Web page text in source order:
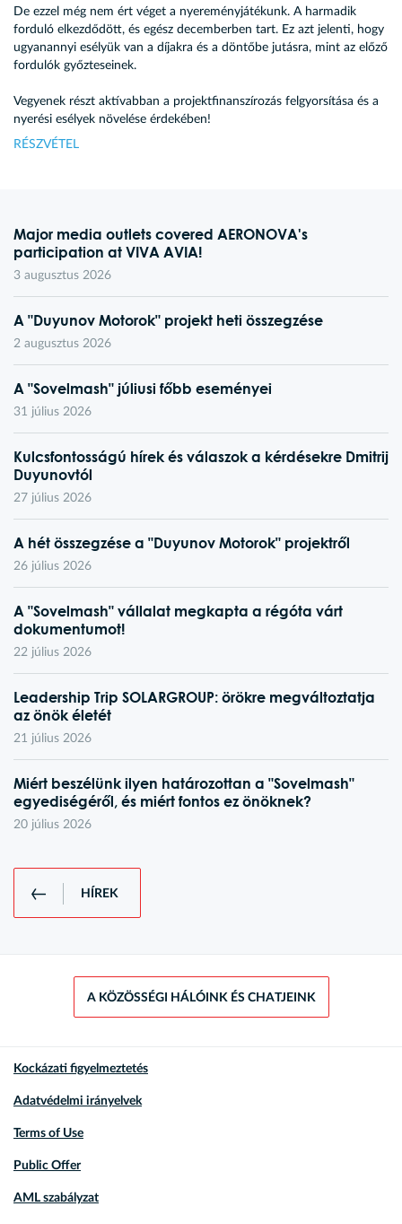
De ezzel még nem ért véget a nyereményjátékunk. A harmadik
forduló elkezdődött, és egész decemberben tart. Ez azt jelenti, hogy
ugyanannyi esélyük van a díjakra és a döntőbe jutásra, mint az előző
fordulók győzteseinek.
Vegyenek részt aktívabban a projektfinanszírozás felgyorsítása és a
nyerési esélyek növelése érdekében!
RÉSZVÉTEL
Major media outlets covered AERONOVA's
participation at VIVA AVIA!
3 augusztus 2026
A "Duyunov Motorok" projekt heti összegzése
2 augusztus 2026
A "Sovelmash" júliusi főbb eseményei
31 július 2026
Kulcsfontosságú hírek és válaszok a kérdésekre Dmitrij
Duyunovtól
27 július 2026
A hét összegzése a "Duyunov Motorok" projektről
26 július 2026
A "Sovelmash" vállalat megkapta a régóta várt
dokumentumot!
22 július 2026
Leadership Trip SOLARGROUP: örökre megváltoztatja
az önök életét
21 július 2026
Miért beszélünk ilyen határozottan a "Sovelmash"
egyediségéről, és miért fontos ez önöknek?
20 július 2026
HÍREK
A KÖZÖSSÉGI HÁLÓINK ÉS CHATJEINK
Kockázati figyelmeztetés
Adatvédelmi irányelvek
Terms of Use
Public Offer
AML szabályzat